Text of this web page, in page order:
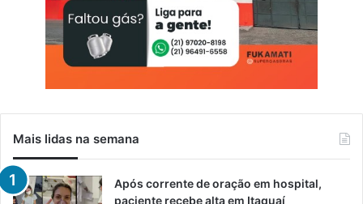
Mais lidas na semana
Após corrente de oração em hospital,
paciente recebe alta em Itaguaí